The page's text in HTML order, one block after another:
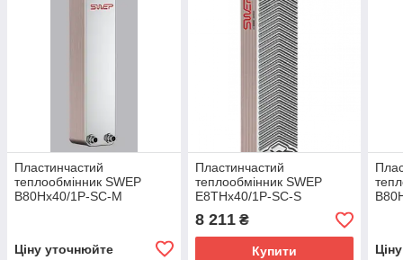
Пластинчастий
теплообмінник SWEP
B80Hx40/1P-SC-M
Ціну уточнюйте
Пластинчастий
теплообмінник SWEP
E8THx40/1P-SC-S
8 211₴
Купити